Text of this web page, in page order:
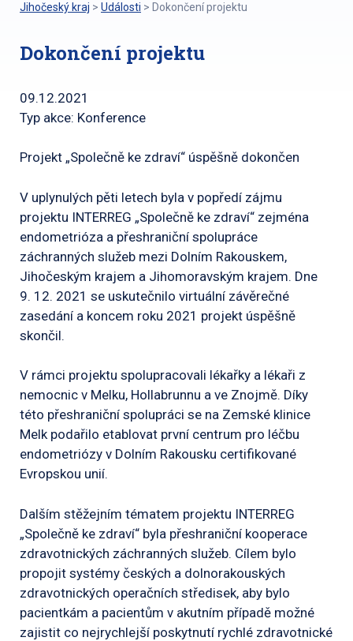
Jihočeský kraj > Události > Dokončení projektu
Dokončení projektu
09.12.2021
Typ akce: Konference
Projekt „Společně ke zdraví“ úspěšně dokončen
V uplynulých pěti letech byla v popředí zájmu
projektu INTERREG „Společně ke zdraví“ zejména
endometrióza a přeshraniční spolupráce
záchranných služeb mezi Dolním Rakouskem,
Jihočeským krajem a Jihomoravským krajem. Dne
9. 12. 2021 se uskutečnilo virtuální závěrečné
zasedání a koncem roku 2021 projekt úspěšně
skončil.
V rámci projektu spolupracovali lékařky a lékaři z
nemocnic v Melku, Hollabrunnu a ve Znojmě. Díky
této přeshraniční spolupráci se na Zemské klinice
Melk podařilo etablovat první centrum pro léčbu
endometriózy v Dolním Rakousku certifikované
Evropskou unií.
Dalším stěžejním tématem projektu INTERREG
„Společně ke zdraví“ byla přeshraniční kooperace
zdravotnických záchranných služeb. Cílem bylo
propojit systémy českých a dolnorakouských
zdravotnických operačních středisek, aby bylo
pacientkám a pacientům v akutním případě možné
zajistit co nejrychlejší poskytnutí rychlé zdravotnické